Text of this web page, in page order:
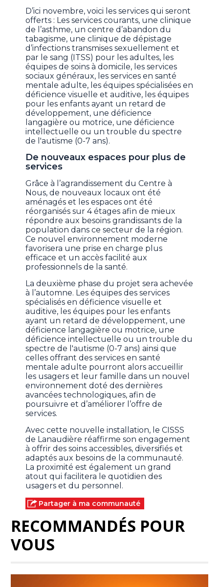
D’ici novembre, voici les services qui seront
offerts : Les services courants, une clinique
de l’asthme, un centre d’abandon du
tabagisme, une clinique de dépistage
d’infections transmises sexuellement et
par le sang (ITSS) pour les adultes, les
équipes de soins à domicile, les services
sociaux généraux, les services en santé
mentale adulte, les équipes spécialisées en
déficience visuelle et auditive, les équipes
pour les enfants ayant un retard de
développement, une déficience
langagière ou motrice, une déficience
intellectuelle ou un trouble du spectre
de l'autisme (0-7 ans).
De nouveaux espaces pour plus de
services
Grâce à l’agrandissement du Centre à
Nous, de nouveaux locaux ont été
aménagés et les espaces ont été
réorganisés sur 4 étages afin de mieux
répondre aux besoins grandissants de la
population dans ce secteur de la région.
Ce nouvel environnement moderne
favorisera une prise en charge plus
efficace et un accès facilité aux
professionnels de la santé.
La deuxième phase du projet sera achevée
à l’automne. Les équipes des services
spécialisés en déficience visuelle et
auditive, les équipes pour les enfants
ayant un retard de développement, une
déficience langagière ou motrice, une
déficience intellectuelle ou un trouble du
spectre de l'autisme (0-7 ans) ainsi que
celles offrant des services en santé
mentale adulte pourront alors accueillir
les usagers et leur famille dans un nouvel
environnement doté des dernières
avancées technologiques, afin de
poursuivre et d’améliorer l’offre de
services.
Avec cette nouvelle installation, le CISSS
de Lanaudière réaffirme son engagement
à offrir des soins accessibles, diversifiés et
adaptés aux besoins de la communauté.
La proximité est également un grand
atout qui facilitera le quotidien des
usagers et du personnel.
Partager à ma communauté
RECOMMANDÉS POUR
VOUS